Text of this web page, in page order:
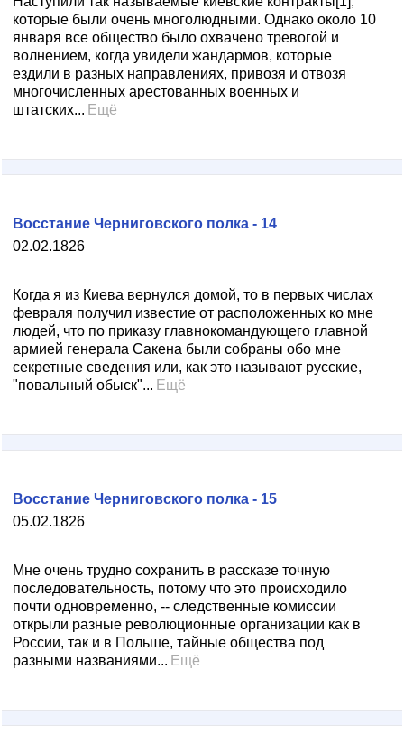
которые были очень многолюдными. Однако около 10
января все общество было охвачено тревогой и
волнением, когда увидели жандармов, которые
ездили в разных направлениях, привозя и отвозя
многочисленных арестованных военных и
штатских... Ещё
02.02.1826
Восстание Черниговского полка - 14
Когда я из Киева вернулся домой, то в первых числах
февраля получил известие от расположенных ко мне
людей, что по приказу главнокомандующего главной
армией генерала Сакена были собраны обо мне
секретные сведения или, как это называют русские,
"повальный обыск"... Ещё
05.02.1826
Восстание Черниговского полка - 15
Мне очень трудно сохранить в рассказе точную
последовательность, потому что это происходило
почти одновременно, -- следственные комиссии
открыли разные революционные организации как в
России, так и в Польше, тайные общества под
разными названиями... Ещё